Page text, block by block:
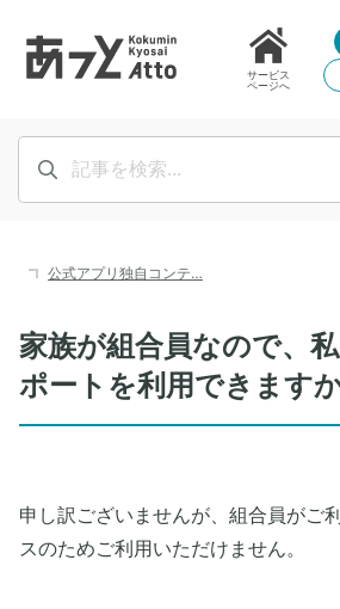
サービス
ページへ
公式アプリ独自コンテ…
家族が組合員なので、
ポートを利用できます
申し訳ございませんが、組合員がご
スのためご利用いただけません。